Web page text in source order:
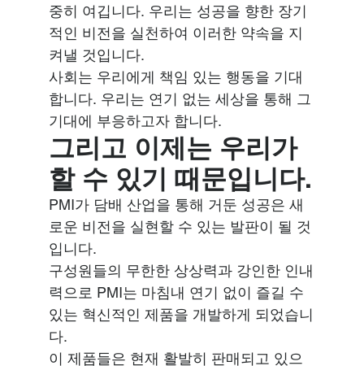
중히 여깁니다. 우리는 성공을 향한 장기
적인 비전을 실천하여 이러한 약속을 지
켜낼 것입니다.
사회는 우리에게 책임 있는 행동을 기대
합니다. 우리는 연기 없는 세상을 통해 그
기대에 부응하고자 합니다.
그리고 이제는 우리가
할 수 있기 때문입니다.
PMI가 담배 산업을 통해 거둔 성공은 새
로운 비전을 실현할 수 있는 발판이 될 것
입니다.
구성원들의 무한한 상상력과 강인한 인내
력으로 PMI는 마침내 연기 없이 즐길 수
있는 혁신적인 제품을 개발하게 되었습니
다.
이 제품들은 현재 활발히 판매되고 있으